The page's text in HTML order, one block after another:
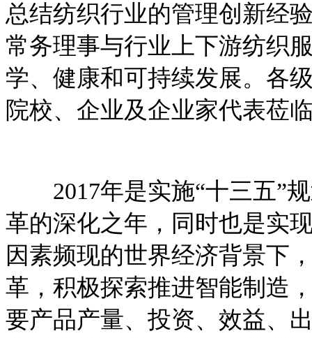
总结纺织行业的管理创新经
常务理事与行业上下游纺织
学、健康和可持续发展。各
院校、企业及企业家代表莅
2017年是实施“十三五”规
革的深化之年，同时也是实
因素频现的世界经济背景下
革，积极探索推进智能制造
要产品产量、投资、效益、